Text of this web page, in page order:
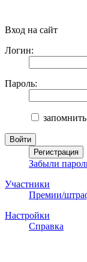
Вход на сайт
Логин:
Пароль:
Забыли
Участники
Премии/
Настройки
Справка